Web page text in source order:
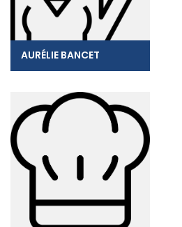
AURÉLIE BANCET